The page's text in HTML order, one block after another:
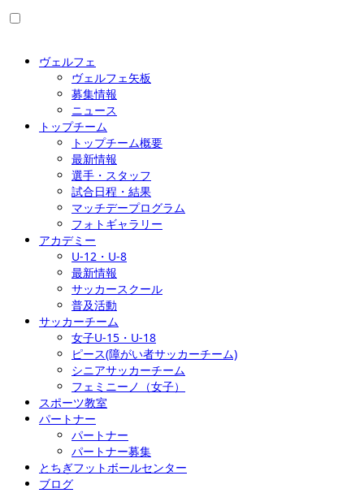
ヴェルフェ
ヴェルフェ矢板
募集情報
ニュース
トップチーム
トップチーム概要
最新情報
選手・スタッフ
試合日程・結果
マッチデープログラム
フォトギャラリー
アカデミー
U-12・U-8
最新情報
サッカースクール
普及活動
サッカーチーム
女子U-15・U-18
ピース(障がい者サッカーチーム)
シニアサッカーチーム
フェミニーノ（女子）
スポーツ教室
パートナー
パートナー
パートナー募集
とちぎフットボールセンター
ブログ